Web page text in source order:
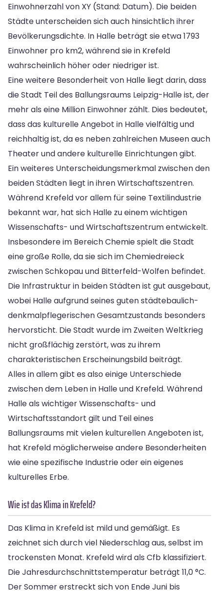
Einwohnerzahl von XY (Stand: Datum). Die beiden
Städte unterscheiden sich auch hinsichtlich ihrer
Bevölkerungsdichte. In Halle beträgt sie etwa 1793
Einwohner pro km2, während sie in Krefeld
wahrscheinlich höher oder niedriger ist.
Eine weitere Besonderheit von Halle liegt darin, dass
die Stadt Teil des Ballungsraums Leipzig-Halle ist, der
mehr als eine Million Einwohner zählt. Dies bedeutet,
dass das kulturelle Angebot in Halle vielfältig und
reichhaltig ist, da es neben zahlreichen Museen auch
Theater und andere kulturelle Einrichtungen gibt.
Ein weiteres Unterscheidungsmerkmal zwischen den
beiden Städten liegt in ihren Wirtschaftszentren.
Während Krefeld vor allem für seine Textilindustrie
bekannt war, hat sich Halle zu einem wichtigen
Wissenschafts- und Wirtschaftszentrum entwickelt.
Insbesondere im Bereich Chemie spielt die Stadt
eine große Rolle, da sie sich im Chemiedreieck
zwischen Schkopau und Bitterfeld-Wolfen befindet.
Die Infrastruktur in beiden Städten ist gut ausgebaut,
wobei Halle aufgrund seines guten städtebaulich-
denkmalpflegerischen Gesamtzustands besonders
hervorsticht. Die Stadt wurde im Zweiten Weltkrieg
nicht großflächig zerstört, was zu ihrem
charakteristischen Erscheinungsbild beiträgt.
Alles in allem gibt es also einige Unterschiede
zwischen dem Leben in Halle und Krefeld. Während
Halle als wichtiger Wissenschafts- und
Wirtschaftsstandort gilt und Teil eines
Ballungsraums mit vielen kulturellen Angeboten ist,
hat Krefeld möglicherweise andere Besonderheiten
wie eine spezifische Industrie oder ein eigenes
kulturelles Erbe.
Wie ist das Klima in Krefeld?
Das Klima in Krefeld ist mild und gemäßigt. Es
zeichnet sich durch viel Niederschlag aus, selbst im
trockensten Monat. Krefeld wird als Cfb klassifiziert.
Die Jahresdurchschnittstemperatur beträgt 11,0 °C.
Der Sommer erstreckt sich von Ende Juni bis